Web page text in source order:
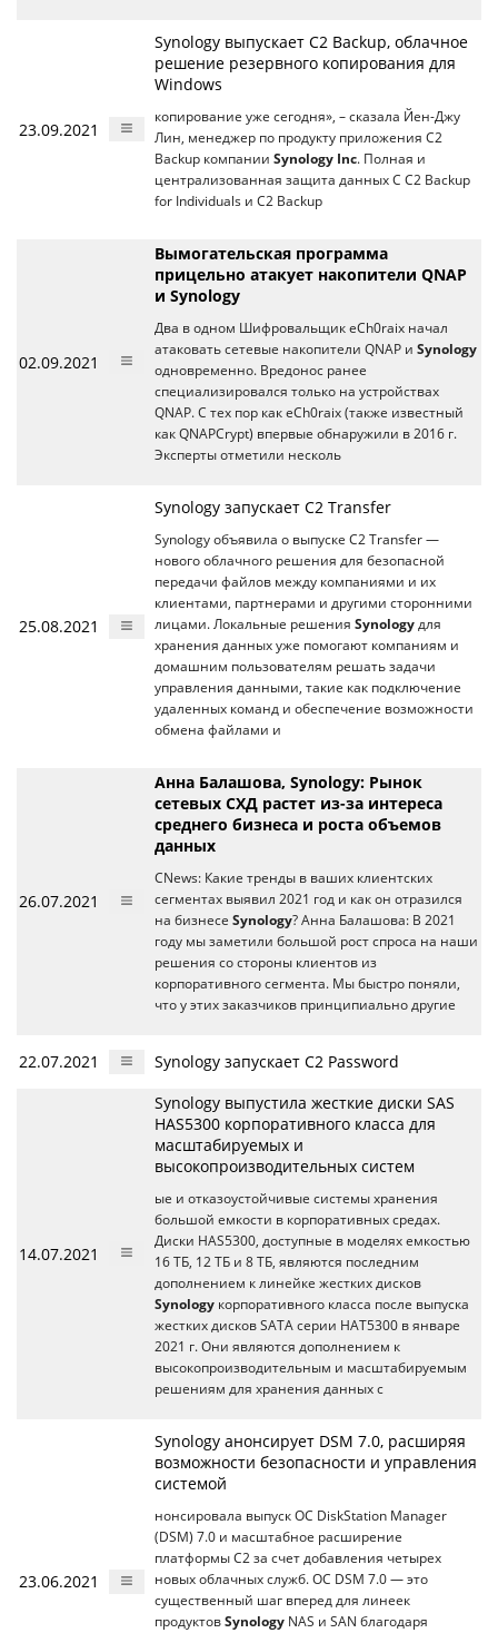
23.09.2021
Synology выпускает C2 Backup, облачное
решение резервного копирования для
Windows
копирование уже сегодня», – сказала Йен-Джу
Лин, менеджер по продукту приложения C2
Backup компании Synology Inc. Полная и
централизованная защита данных С C2 Backup
for Individuals и C2 Backup
02.09.2021
Вымогательская программа
прицельно атакует накопители QNAP
и Synology
Два в одном Шифровальщик eCh0raix начал
атаковать сетевые накопители QNAP и Synology
одновременно. Вредонос ранее
специализировался только на устройствах
QNAP. С тех пор как eCh0raix (также известный
как QNAPCrypt) впервые обнаружили в 2016 г.
Эксперты отметили несколь
25.08.2021
Synology запускает C2 Transfer
Synology объявила о выпуске C2 Transfer —
нового облачного решения для безопасной
передачи файлов между компаниями и их
клиентами, партнерами и другими сторонними
лицами. Локальные решения Synology для
хранения данных уже помогают компаниям и
домашним пользователям решать задачи
управления данными, такие как подключение
удаленных команд и обеспечение возможности
обмена файлами и
26.07.2021
Анна Балашова, Synology: Рынок
сетевых СХД растет из-за интереса
среднего бизнеса и роста объемов
данных
CNews: Какие тренды в ваших клиентских
сегментах выявил 2021 год и как он отразился
на бизнесе Synology? Анна Балашова: В 2021
году мы заметили большой рост спроса на наши
решения со стороны клиентов из
корпоративного сегмента. Мы быстро поняли,
что у этих заказчиков принципиально другие
22.07.2021 Synology запускает C2 Password
14.07.2021
Synology выпустила жесткие диски SAS
HAS5300 корпоративного класса для
масштабируемых и
высокопроизводительных систем
ые и отказоустойчивые системы хранения
большой емкости в корпоративных средах.
Диски HAS5300, доступные в моделях емкостью
16 ТБ, 12 ТБ и 8 ТБ, являются последним
дополнением к линейке жестких дисков
Synology корпоративного класса после выпуска
жестких дисков SATA серии HAT5300 в январе
2021 г. Они являются дополнением к
высокопроизводительным и масштабируемым
решениям для хранения данных с
23.06.2021
Synology анонсирует DSM 7.0, расширяя
возможности безопасности и управления
системой
нонсировала выпуск ОС DiskStation Manager
(DSM) 7.0 и масштабное расширение
платформы C2 за счет добавления четырех
новых облачных служб. ОС DSM 7.0 — это
существенный шаг вперед для линеек
продуктов Synology NAS и SAN благодаря